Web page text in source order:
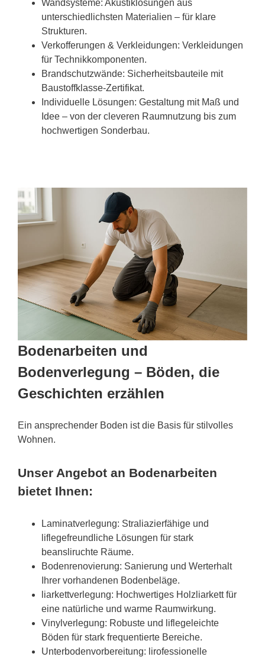
Wandsysteme: Akustiklösungen aus
unterschiedlichsten Materialien – für klare
Strukturen.
Verkofferungen & Verkleidungen: Verkleidungen
für Technikkomponenten.
Brandschutzwände: Sicherheitsbauteile mit
Baustoffklasse-Zertifikat.
Individuelle Lösungen: Gestaltung mit Maß und
Idee – von der cleveren Raumnutzung bis zum
hochwertigen Sonderbau.
Bodenarbeiten und
Bodenverlegung – Böden, die
Geschichten erzählen
Ein ansprechender Boden ist die Basis für stilvolles
Wohnen.
Unser Angebot an Bodenarbeiten
bietet Ihnen:
Laminatverlegung: Straliazierfähige und
liflegefreundliche Lösungen für stark
beansliruchte Räume.
Bodenrenovierung: Sanierung und Werterhalt
Ihrer vorhandenen Bodenbeläge.
liarkettverlegung: Hochwertiges Holzliarkett für
eine natürliche und warme Raumwirkung.
Vinylverlegung: Robuste und liflegeleichte
Böden für stark frequentierte Bereiche.
Unterbodenvorbereitung: lirofessionelle